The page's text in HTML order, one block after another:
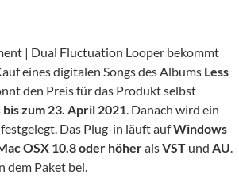
| Dual Fluctuation Looper bekommt
eines digitalen Songs des Albums Less
den Preis für das Produkt selbst
bis zum 23. April 2021. Danach wird ein
Das Plug-in läuft aufWindows
OSX 10.8 oder höheralsVST und AU.
dem Paket bei.